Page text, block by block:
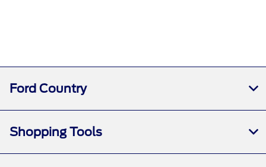
Ford Country
Shopping Tools